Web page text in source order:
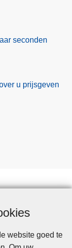
website goed te
seconden
u prijsgeven